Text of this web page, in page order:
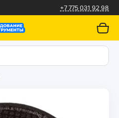
+7 775 031 92 98